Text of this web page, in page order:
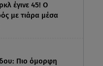
έγινε 45! Ο
με τιάρα μέσα
Πιο όμορφη